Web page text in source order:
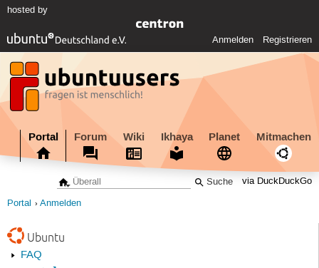
hosted by
Anmelden Registrieren
Portal Forum Wiki Ikhaya Planet Mitmachen
via DuckDuckGo
Portal Anmelden
Ubuntu
FAQ